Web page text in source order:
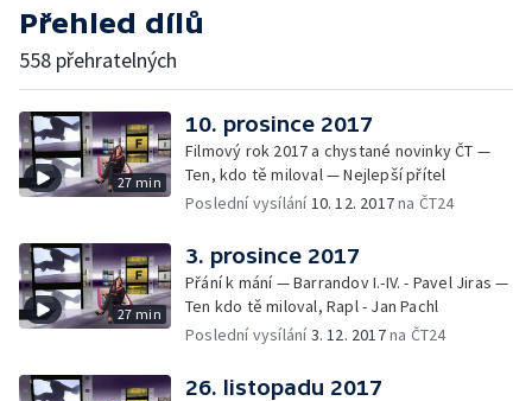
Přehled dílů
558 přehratelných
27 min
10. prosince 2017
Filmový rok 2017 a chystané novinky ČT —
Ten, kdo tě miloval — Nejlepší přítel
Poslední vysílání 10. 12. 2017na ČT24
27 min
3. prosince 2017
Přání k mání — Barrandov I.-IV. - Pavel Jiras —
Ten kdo tě miloval, Rapl - Jan Pachl
Poslední vysílání3. 12. 2017na ČT24
26. listopadu 2017